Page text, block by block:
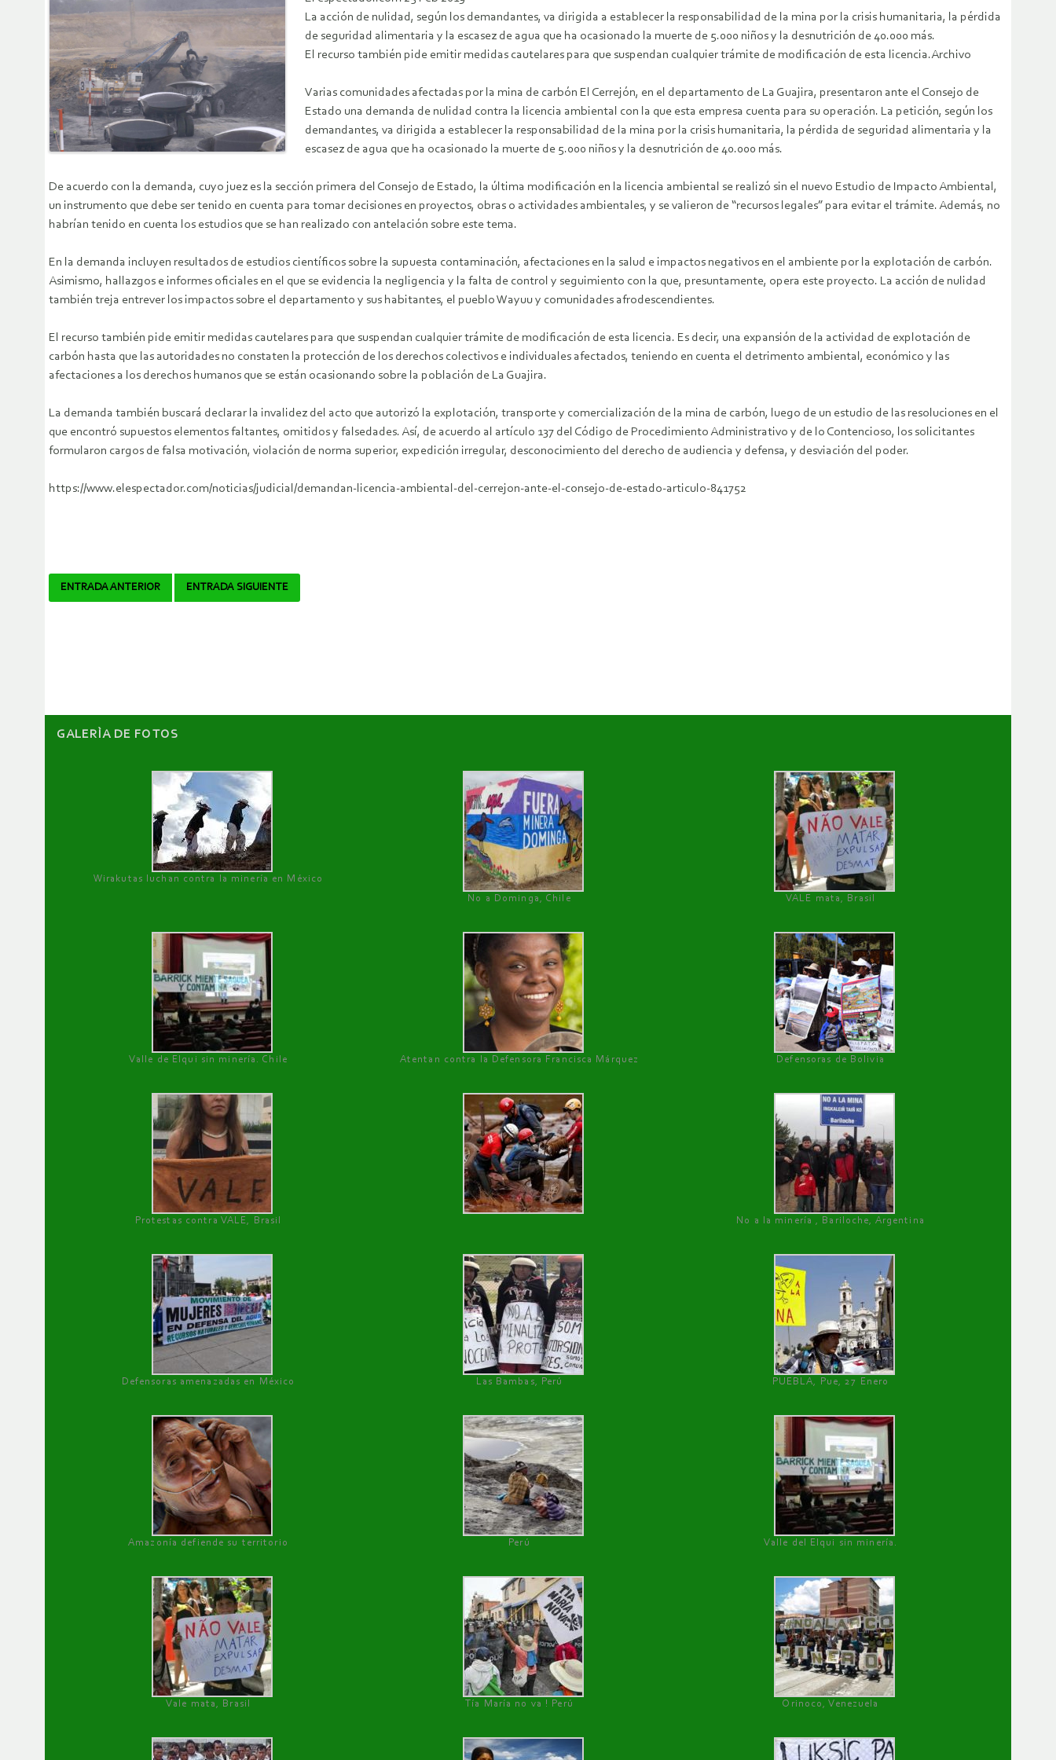
La acción de nulidad, según los demandantes, va dirigida a establecer la responsabilidad de la mina por la crisis humanitaria, la pérdida
de seguridad alimentaria y la escasez de agua que ha ocasionado la muerte de 5.000 niños y la desnutrición de 40.000 más.
El recurso también pide emitir medidas cautelares para que suspendan cualquier trámite de modificación de esta licencia.Archivo
Varias comunidades afectadas por la mina de carbón El Cerrejón, en el departamento de La Guajira, presentaron ante el Consejo de
Estado una demanda de nulidad contra la licencia ambiental con la que esta empresa cuenta para su operación. La petición, según los
demandantes, va dirigida a establecer la responsabilidad de la mina por la crisis humanitaria, la pérdida de seguridad alimentaria y la
escasez de agua que ha ocasionado la muerte de 5.000 niños y la desnutrición de 40.000 más.
De acuerdo con la demanda, cuyo juez es la sección primera del Consejo de Estado, la última modificación en la licencia ambiental se realizó sin el nuevo Estudio de Impacto Ambiental,
un instrumento que debe ser tenido en cuenta para tomar decisiones en proyectos, obras o actividades ambientales, y se valieron de “recursos legales” para evitar el trámite. Además, no
habrían tenido en cuenta los estudios que se han realizado con antelación sobre este tema.
En la demanda incluyen resultados de estudios científicos sobre la supuesta contaminación, afectaciones en la salud e impactos negativos en el ambiente por la explotación de carbón.
Asimismo, hallazgos e informes oficiales en el que se evidencia la negligencia y la falta de control y seguimiento con la que, presuntamente, opera este proyecto. La acción de nulidad
también treja entrever los impactos sobre el departamento y sus habitantes, el pueblo Wayuu y comunidades afrodescendientes.
El recurso también pide emitir medidas cautelares para que suspendan cualquier trámite de modificación de esta licencia. Es decir, una expansión de la actividad de explotación de
carbón hasta que las autoridades no constaten la protección de los derechos colectivos e individuales afectados, teniendo en cuenta el detrimento ambiental, económico y las
afectaciones a los derechos humanos que se están ocasionando sobre la población de La Guajira.
La demanda también buscará declarar la invalidez del acto que autorizó la explotación, transporte y comercialización de la mina de carbón, luego de un estudio de las resoluciones en el
que encontró supuestos elementos faltantes, omitidos y falsedades. Así, de acuerdo al artículo 137 del Código de Procedimiento Administrativo y de lo Contencioso, los solicitantes
formularon cargos de falsa motivación, violación de norma superior, expedición irregular, desconocimiento del derecho de audiencia y defensa, y desviación del poder.
https://www.elespectador.com/noticias/judicial/demandan-licencia-ambiental-del-cerrejon-ante-el-consejo-de-estado-articulo-841752
Navegador
ENTRADA ANTERIOR ENTRADA SIGUIENTE
GALERÌA DE FOTOS
Wirakutas luchan contra la minería en México
No a Dominga, Chile
VALE mata, Brasil
Valle de Elqui sin minería. Chile Atentan contra la Defensora Francisca Márquez Defensoras de Bolivia
Protestas contra VALE, Brasil No a la minería , Bariloche, Argentina
Defensoras amenazadas en México Las Bambas, Perú PUEBLA, Pue, 27 Enero
Amazonía defiende su territorio Perú Valle del Elqui sin minería.
Vale mata, Brasil Tía María no va ! Perú Orinoco, Venezuela